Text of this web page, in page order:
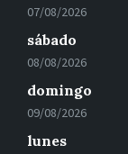
07/08/2026
sábado
08/08/2026
domingo
09/08/2026
lunes